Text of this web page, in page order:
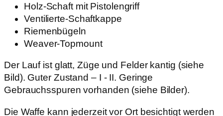
Holz-Schaft mit Pistolengriff
Ventilierte-Schaftkappe
Riemenbügeln
Weaver-Topmount
Der Lauf ist glatt, Züge und Felder kantig (siehe
Bild). Guter Zustand – I - II. Geringe
Gebrauchsspuren vorhanden (siehe Bilder).
Die Waffe kann jederzeit vor Ort besichtigt werden